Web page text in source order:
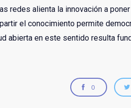
redes alienta la innovación a
el conocimiento permite
abierta en este sentido resulta
0